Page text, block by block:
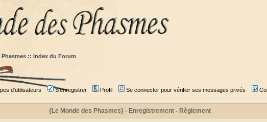
Phasmes :: Index du Forum
d'utilisateurs S'enregistrer Profil Se connecter pour vérifier ses messages privés
{Le Monde des Phasmes} - Enregistrement - Règlement